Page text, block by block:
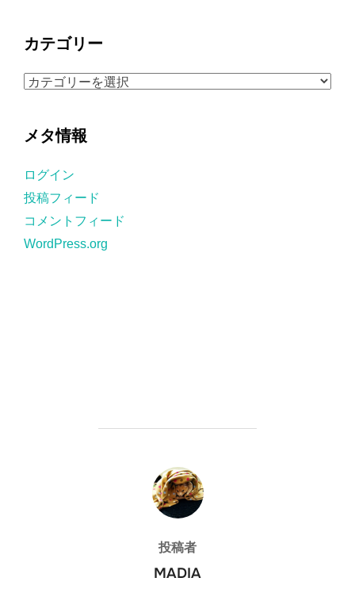
ブ
カテゴリー
カ
ー
メタ情報
ログイン
投稿フィード
コメントフィード
WordPress.org
投稿者
投稿者
MADIA